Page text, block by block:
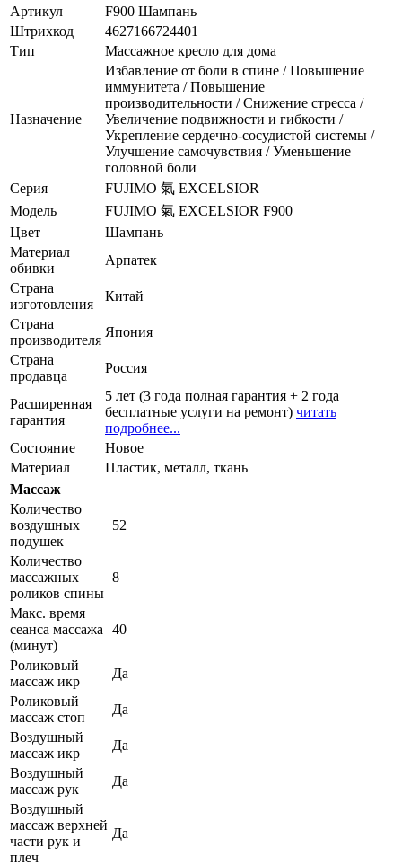
Артикул
F900 Шампань
Штрихкод
4627166724401
Тип
Массажное кресло для дома
Назначение
Избавление от боли в спине / Повышение
иммунитета / Повышение
производительности / Снижение стресса /
Увеличение подвижности и гибкости /
Укрепление сердечно-сосудистой системы /
Улучшение самочувствия / Уменьшение
головной боли
Серия
FUJIMO 氣 EXCELSIOR
Модель
FUJIMO 氣 EXCELSIOR F900
Цвет
Шампань
Материал
обивки
Арпатек
Страна
изготовления
Китай
Страна
производителя
Япония
Страна
продавца
Россия
Расширенная
гарантия
5 лет (3 года полная гарантия + 2 года
бесплатные услуги на ремонт) читать
подробнее...
Состояние
Новое
Материал
Пластик, металл, ткань
Массаж
Количество
воздушных
подушек
52
Количество
массажных
роликов спины
8
Макс. время
сеанса массажа
(минут)
40
Роликовый
массаж икр
Да
Роликовый
массаж стоп
Да
Воздушный
массаж икр
Да
Воздушный
массаж рук
Да
Воздушный
массаж верхней
части рук и
плеч
Да